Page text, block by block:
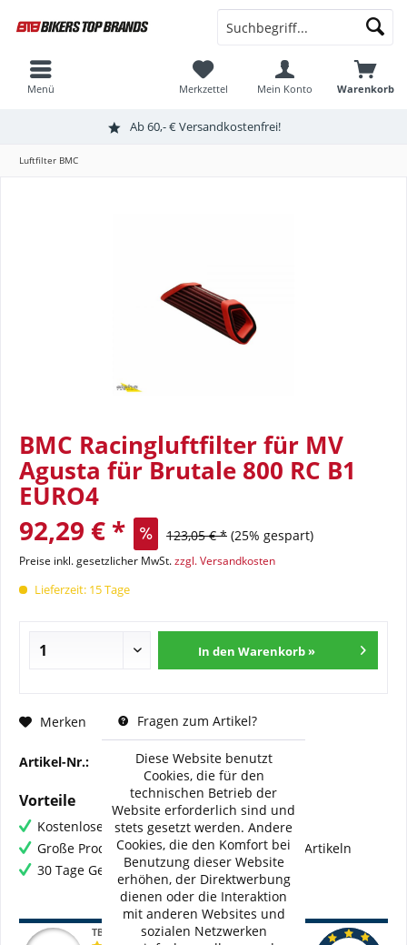
Ab 60,- € Versandkostenfrei!
Warenkorb
Merkzettel Mein Konto
Menü
Luftfilter BMC
BMC Racingluftfilter für MV
Agusta für Brutale 800 RC B1
EURO4
92,29 € * 123,05 € * (25% gespart)
Preise inkl. gesetzlicher MwSt.zzgl. Versandkosten
Lieferzeit: 15 Tage
In den Warenkorb »
Merken Fragen zum Artikel?
Artikel-Nr.: BMC-FM-712-04R
Vorteile
Kostenloser Versand ab € 60,- Bestellwert
Große Produktauswahl mit mehr als 80.000 Artikeln
30 Tage Geld-Zurück-Garantie
Diese Website benutzt
Cookies, die für den
technischen Betrieb der
Website erforderlich sind und
stets gesetzt werden. Andere
Cookies, die den Komfort bei
Benutzung dieser Website
erhöhen, der Direktwerbung
dienen oder die Interaktion
mit anderen Websites und
sozialen Netzwerken